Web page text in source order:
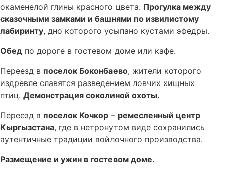
окаменелой глины красного цвета. Прогулка между
сказочными замками и башнями по извилистому
лабиринту, дно которого усыпано кустами эфедры.
Обед по дороге в гостевом доме или кафе.
Переезд в поселок Боконбаево, жители которого
издревле славятся разведением ловчих хищных
птиц. Демонстрация соколиной охоты.
Переезд в поселок Кочкор – ремесленный центр
Кыргызстана, где в нетронутом виде сохранились
аутентичные традиции войлочного производства.
Размещение и ужин в гостевом доме.